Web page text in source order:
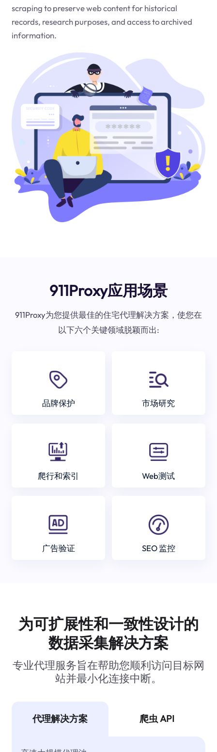
scraping to preserve web content for historical
records, research purposes, and access to archived
information.
911Proxy应用场景
911Proxy为您提供最佳的住宅代理解决方案，使您在
以下六个关键领域脱颖而出:
品牌保护 市场研究
爬行和索引 Web测试
广告验证 SEO 监控
为可扩展性和一致性设计的
数据采集解决方案
专业代理服务旨在帮助您顺利访问目标网
站并最小化连接中断。
代理解决方案 爬虫 API